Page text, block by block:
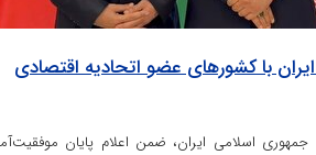
عضو اتحادیه اقتصادی
ضمن اعلام پایان موفقیت‌آمیز